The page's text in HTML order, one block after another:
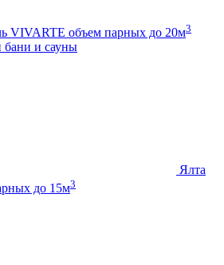
VIVARTE объем парных до 20м3
бани и сауны
Ялта
до 15м3